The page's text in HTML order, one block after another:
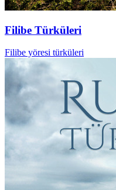
Filibe Türküleri
Filibe yöresi türküleri